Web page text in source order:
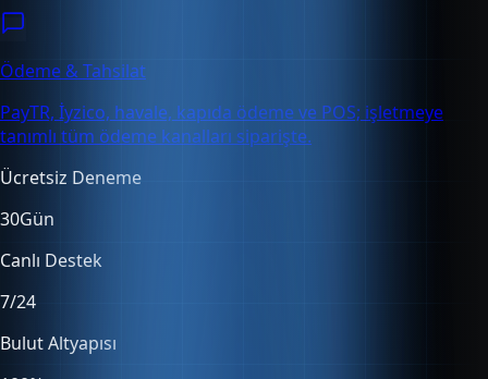
Ödeme & Tahsilat
PayTR, İyzico, havale, kapıda ödeme ve POS; işletmeye
tanımlı tüm ödeme kanalları siparişte.
Ücretsiz Deneme
30Gün
Canlı Destek
7/24
Bulut Altyapısı